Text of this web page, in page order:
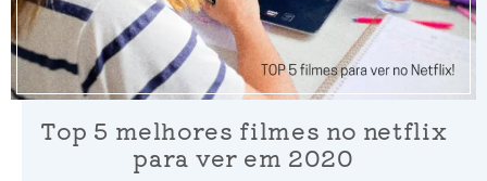
Top 5 melhores filmes no netflix
para ver em 2020